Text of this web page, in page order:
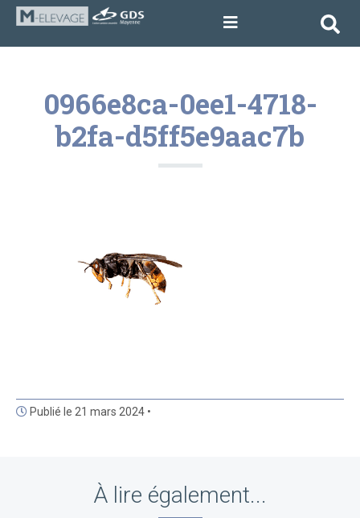
0966e8ca-0ee1-4718-
b2fa-d5ff5e9aac7b
Publié le 21 mars 2024 •
À lire également...